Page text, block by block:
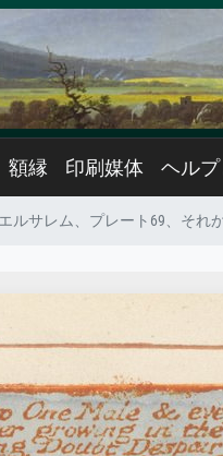
額縁 印刷媒体 ヘル
エルサレム、プレート69、それ